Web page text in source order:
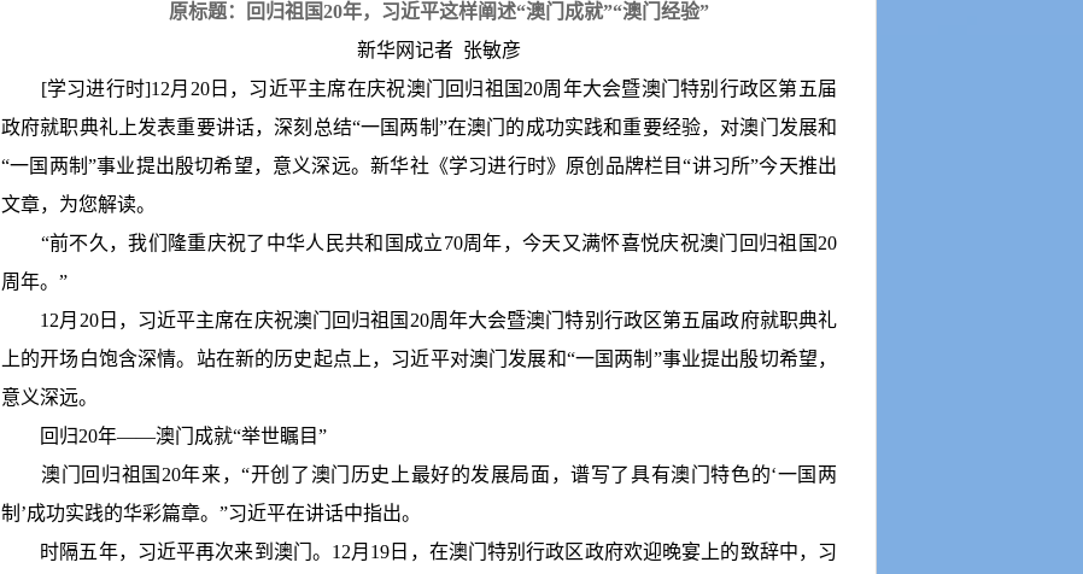
原标题：回归祖国20年，习近平这样阐述“澳门成就”“澳门经验”
新华网记者 张敏彦
[学习进行时]12月 20日，习近平主席在庆祝澳门回归祖国 20周年大会暨澳门特别行政区第五届
政府就职典礼上发表重要讲话，深刻总结“一国两制 ”在澳门的成功实践和重要经验，对澳门发展和
“一国两制”事业提出殷切希望，意义深远。新华社《学习进行时》原创品牌栏目“讲习所”今天推出
文章，为您解读。
“前不久，我们隆重庆祝了中华人民共和国成立70周年，今天又满怀喜悦庆祝澳门回归祖国 20
周年。 ”
12月 20日，习近平主席在庆祝澳门回归祖国 20周年大会暨澳门特别行政区第五届政府就职典礼
上的开场白饱含深情。站在新的历史起点上，习近平对澳门发展和“一国两制 ”事业提出殷切希望，
意义深远。
回归20年——澳门成就“举世瞩目”
澳门回归祖国 20年来，“开创了澳门历史上最好的发展局面，谱写了具有澳门特色的‘一国两
制 ’成功实践的华彩篇章。 ”习近平在讲话中指出。
时隔五年，习近平再次来到澳门。 12月 19 日，在澳门特别行政区政府欢迎晚宴上的致辞中，习